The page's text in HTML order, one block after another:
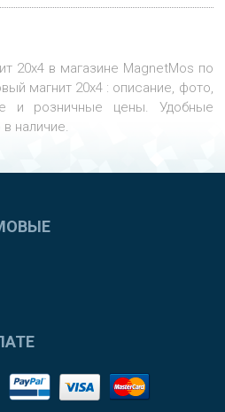
20х4 в магазине MagnetMos по
магнит 20х4 : описание, фото,
и розничные цены. Удобные
наличие.